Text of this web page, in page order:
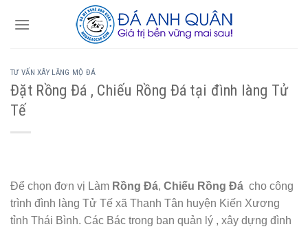
TƯ VẤN XÂY LĂNG MỘ ĐÁ
Đặt Rồng Đá , Chiếu Rồng Đá tại đình làng Tử
Tế
Để chọn đơn vị Làm Rồng Đá, Chiếu Rồng Đá cho công
trình đình làng Tử Tế xã Thanh Tân huyện Kiến Xương
tỉnh Thái Bình. Các Bác trong ban quản lý , xây dựng đình